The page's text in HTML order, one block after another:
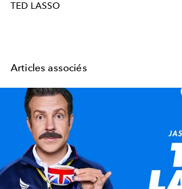
TED LASSO
Articles associés